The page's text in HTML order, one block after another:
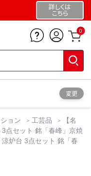
詳しくは
こちら
0
変更
ョン 工芸品
【名
点セット 銘「春峰」京焼
炉台 3点セット 銘「春